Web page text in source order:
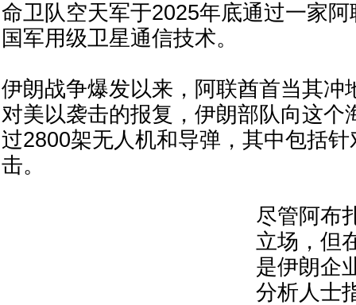
命卫队空天军于2025年底通过一家
国军用级卫星通信技术。
伊朗战争爆发以来，阿联酋首当其冲
对美以袭击的报复，伊朗部队向这个
过2800架无人机和导弹，其中包括
击。
尽管阿布
立场，但
是伊朗企
分析人士